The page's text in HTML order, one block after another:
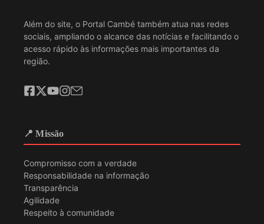
Além do site, o Portal Cambé também atua nas redes
sociais, ampliando o alcance das notícias e facilitando o
acesso rápido às informações mais importantes da
região.
📍 Missão
Compromisso com a verdade
Responsabilidade na informação
Transparência
Agilidade
Respeito à comunidade